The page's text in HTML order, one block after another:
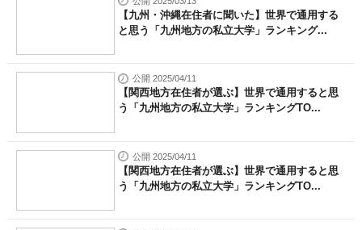
【九州・沖縄在住者に聞いた】世界で通用する
と思う「九州地方の私立大学」ランキング...
公開 2025/04/11
【関西地方在住者が選ぶ】世界で通用すると思
う「九州地方の私立大学」ランキングTO...
公開 2025/04/11
【関西地方在住者が選ぶ】世界で通用すると思
う「九州地方の私立大学」ランキングTO...